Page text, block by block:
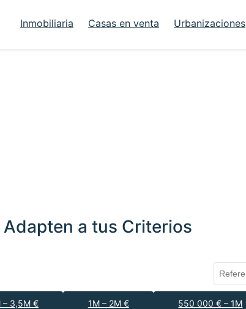
Inmobiliaria Casas en venta Urbanizaciones
Adapten a tus Criterios
– 3,5M € 1M – 2M € 550 000 € – 1M